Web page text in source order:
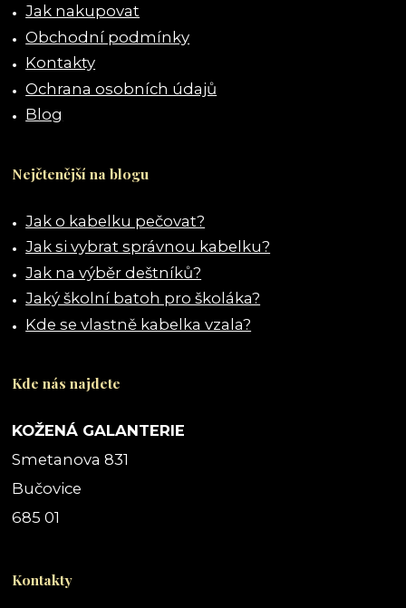
Jak nakupovat
Obchodní podmínky
Kontakty
Ochrana osobních údajů
Blog
Nejčtenější na blogu
Jak o kabelku pečovat?
Jak si vybrat správnou kabelku?
Jak na výběr deštníků?
Jaký školní batoh pro školáka?
Kde se vlastně kabelka vzala?
Kde nás najdete
KOŽENÁ GALANTERIE
Smetanova 831
Bučovice
685 01
Kontakty